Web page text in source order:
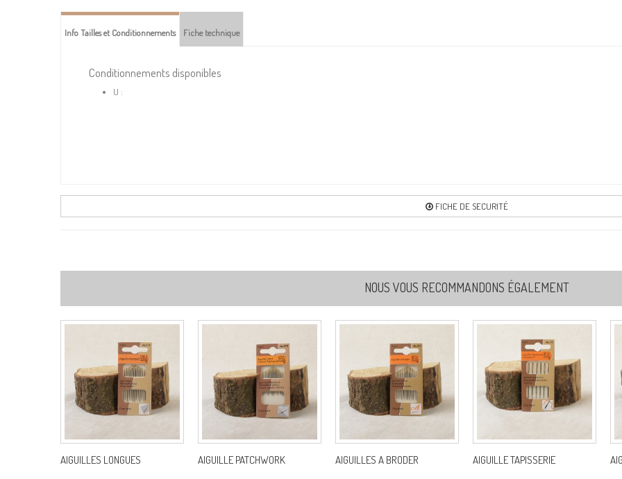
Info Tailles et Conditionnements Fiche technique
Conditionnements disponibles
U :
FICHE DE SECURITÉ
NOUS VOUS RECOMMANDONS ÉGALEMENT
AIGUILLES LONGUES AIGUILLE PATCHWORK AIGUILLES A BRODER AIGUILLE TAPISSERIE